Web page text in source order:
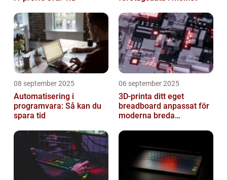
08 september 2025
Automatisering i
programvara: Så kan du
spara tid
06 september 2025
3D-printa ditt eget
breadboard anpassat för
moderna breda